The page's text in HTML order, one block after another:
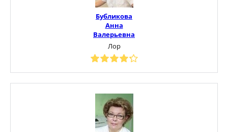
Бубликова
Анна
Валерьевна
Лор